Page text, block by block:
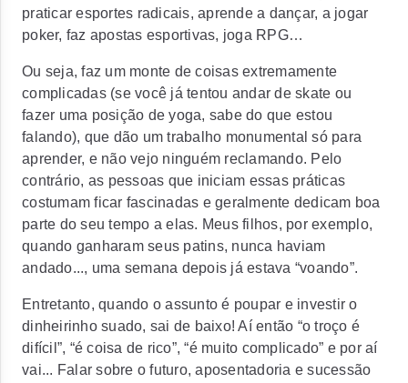
praticar esportes radicais, aprende a dançar, a jogar
poker, faz apostas esportivas, joga RPG…
Ou seja, faz um monte de coisas extremamente
complicadas (se você já tentou andar de skate ou
fazer uma posição de yoga, sabe do que estou
falando), que dão um trabalho monumental só para
aprender, e não vejo ninguém reclamando. Pelo
contrário, as pessoas que iniciam essas práticas
costumam ficar fascinadas e geralmente dedicam boa
parte do seu tempo a elas. Meus filhos, por exemplo,
quando ganharam seus patins, nunca haviam
andado..., uma semana depois já estava “voando”.
Entretanto, quando o assunto é poupar e investir o
dinheirinho suado, sai de baixo! Aí então “o troço é
difícil”, “é coisa de rico”, “é muito complicado” e por aí
vai... Falar sobre o futuro, aposentadoria e sucessão